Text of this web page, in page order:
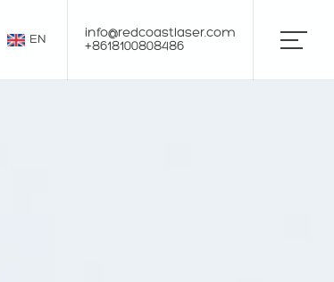
EN
info@redcoastlaser.com
+8618100808486